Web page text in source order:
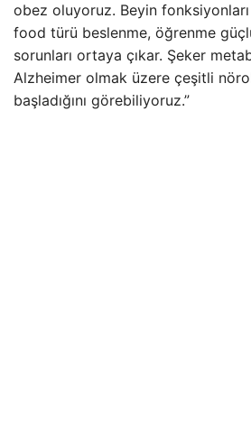
obez oluyoruz. Beyin
food türü beslenme, öğrenme
sorunları ortaya çıkar. Şeker
Alzheimer olmak üzere çeşitli
başladığını görebiliyoruz.”